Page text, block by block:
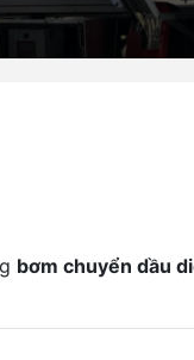
bơm chuyển dầu